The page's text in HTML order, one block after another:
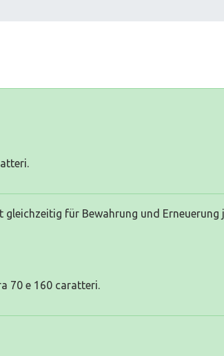
gleichzeitig für Bewahrung und Erneuerung
70 e 160 caratteri.